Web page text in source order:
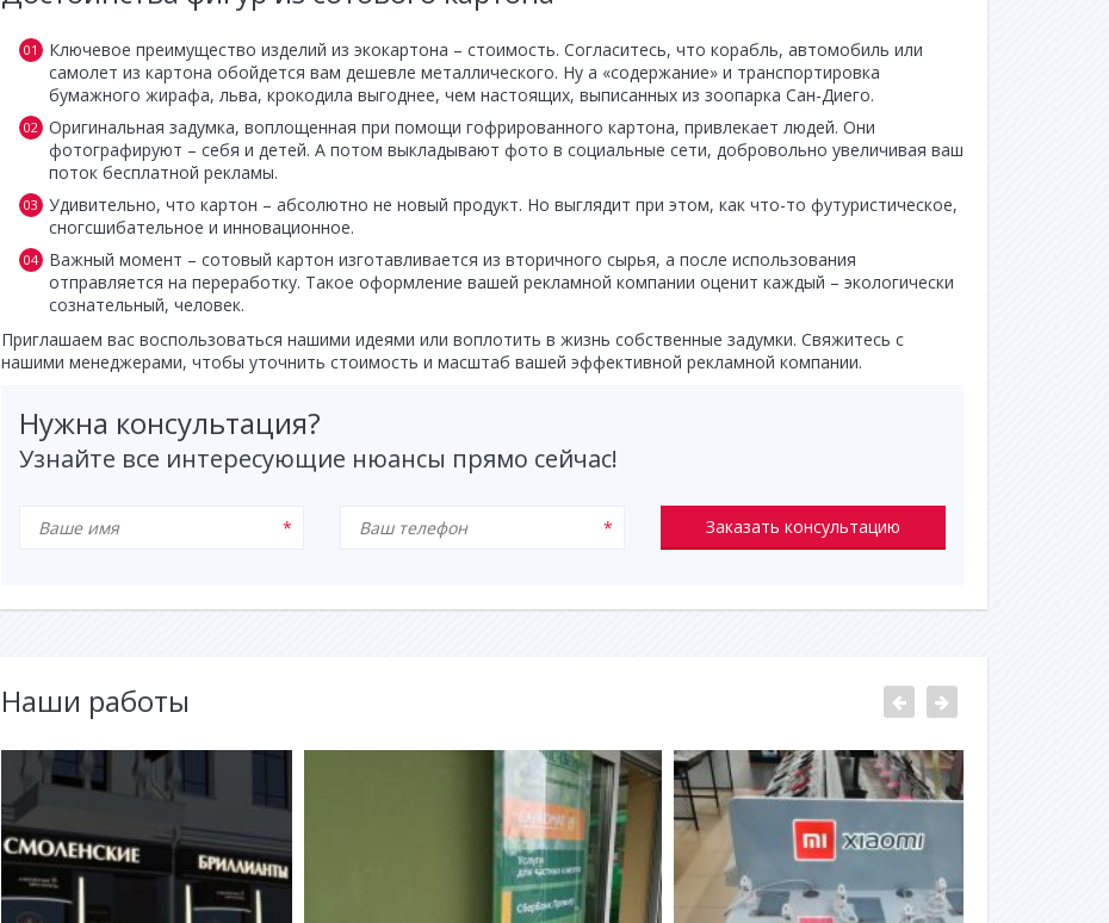
Ключевое преимущество изделий из экокартона – стоимость. Согласитесь, что корабль, автомобиль или
самолет из картона обойдется вам дешевле металлического. Ну а «содержание» и транспортировка
бумажного жирафа, льва, крокодила выгоднее, чем настоящих, выписанных из зоопарка Сан-Диего.
Оригинальная задумка, воплощенная при помощи гофрированного картона, привлекает людей. Они
фотографируют – себя и детей. А потом выкладывают фото в социальные сети, добровольно увеличивая ваш
поток бесплатной рекламы.
Удивительно, что картон – абсолютно не новый продукт. Но выглядит при этом, как что-то футуристическое,
сногсшибательное и инновационное.
Важный момент – сотовый картон изготавливается из вторичного сырья, а после использования
отправляется на переработку. Такое оформление вашей рекламной компании оценит каждый – экологически
сознательный, человек.
Приглашаем вас воспользоваться нашими идеями или воплотить в жизнь собственные задумки. Свяжитесь с
нашими менеджерами, чтобы уточнить стоимость и масштаб вашей эффективной рекламной компании.
Нужна консультация?
Узнайте все интересующие нюансы прямо сейчас!
Заказать консультацию
Наши работы